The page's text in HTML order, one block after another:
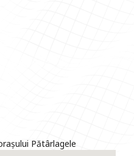
Pătârlagele